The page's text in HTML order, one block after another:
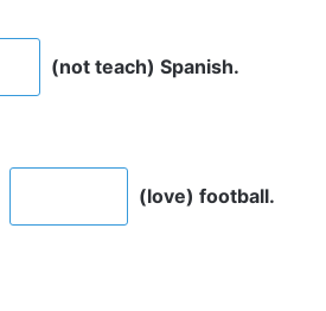
(not teach) Spanish.
(love) football.